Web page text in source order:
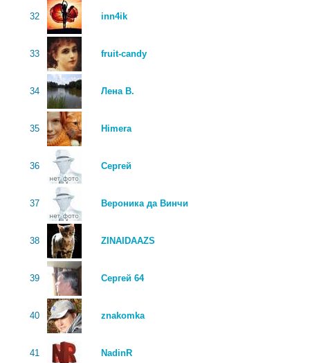
32 inn4ik
33 fruit-candy
34 Лена В.
35 Himera
36 Сергей
37 Вероника да Винчи
38 ZINAIDAAZS
39 Сергей 64
40 znakomka
41 NadinR